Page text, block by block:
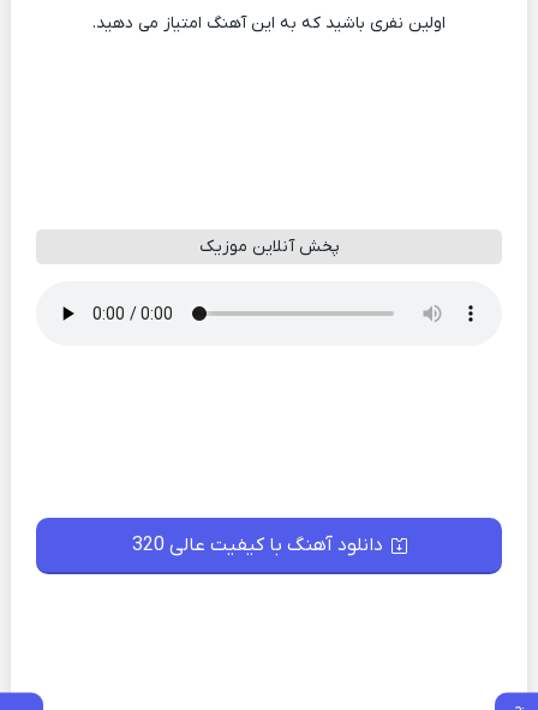
اولین نفری باشید که به این آهنگ امتیاز می دهید.
پخش آنلاین موزیک
دانلود آهنگ با کیفیت عالی 320